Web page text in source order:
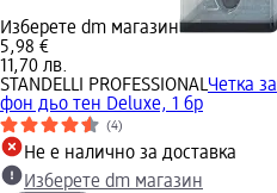
Изберете dm магазин
5,98 €
11,70 лв.
STANDELLI PROFESSIONALЧетка за
фон дьо тен Deluxe, 1 бр
(4)
Не е налично за доставка
Изберете dm магазин